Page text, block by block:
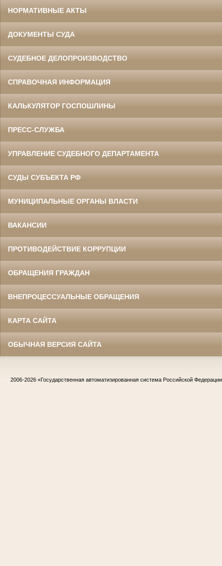
НОРМАТИВНЫЕ АКТЫ
ДОКУМЕНТЫ СУДА
СУДЕБНОЕ ДЕЛОПРОИЗВОДСТВО
СПРАВОЧНАЯ ИНФОРМАЦИЯ
КАЛЬКУЛЯТОР ГОСПОШЛИНЫ
ПРЕСС-СЛУЖБА
УПРАВЛЕНИЕ СУДЕБНОГО ДЕПАРТАМЕНТА
СУДЫ СУБЪЕКТА РФ
МУНИЦИПАЛЬНЫЕ ОРГАНЫ ВЛАСТИ
ВАКАНСИИ
ПРОТИВОДЕЙСТВИЕ КОРРУПЦИИ
ОБРАЩЕНИЯ ГРАЖДАН
ВНЕПРОЦЕССУАЛЬНЫЕ ОБРАЩЕНИЯ
КАРТА САЙТА
ОБЫЧНАЯ ВЕРСИЯ САЙТА
2006-2026 «Государственная автоматизированная система Российской